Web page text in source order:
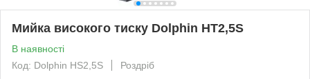
Мийка високого тиску Dolphin HT2,5S
В наявності
Код: Dolphin HS2,5S
Роздріб